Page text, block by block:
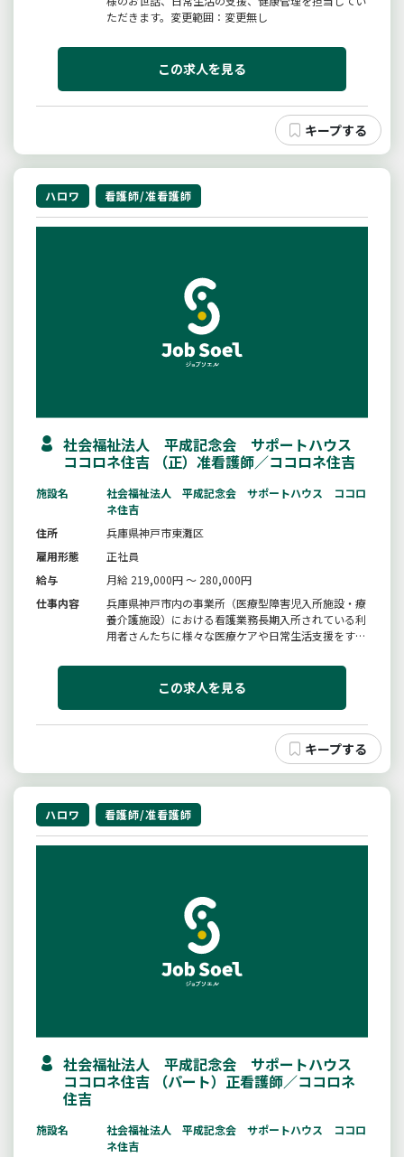
ただきます。変更範囲：変更無し
この求人を見る
ハロワ 看護師/准看護師
社会福祉法人 平成記念会 サポートハウス
ココロネ住吉 （正）准看護師／ココロネ住吉
施設名
社会福祉法人 平成記念会 サポートハウス ココロ
ネ住吉
住所
兵庫県神戸市東灘区
雇用形態
正社員
給与
月給 219,000円 ～ 280,000円
仕事内容
兵庫県神戸市内の事業所（医療型障害児入所施設・療
養介護施設）における看護業務長期入所されている利
用者さんたちに様々な医療ケアや日常生活支援をする
ＰＥＧ、胃ろう管理、痰吸引等）・日常生活の援助
（食事介助、入浴介助）・各種委員会、教育、指導、
この求人を見る
ハロワ 看護師/准看護師
社会福祉法人 平成記念会 サポートハウス
ココロネ住吉 （パート）正看護師／ココロネ
住吉
施設名
社会福祉法人 平成記念会 サポートハウス ココロ
ネ住吉